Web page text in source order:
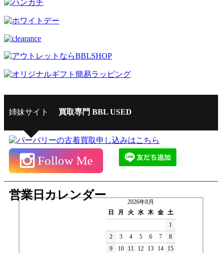
姉妹サイト 買取専門 BBL USED
Follow Me
営業日カレンダー
2026年8月
日
月 火 水 木 金 土
1
2
3 4 5 6 7
8
9
10 11 12 13 14
15